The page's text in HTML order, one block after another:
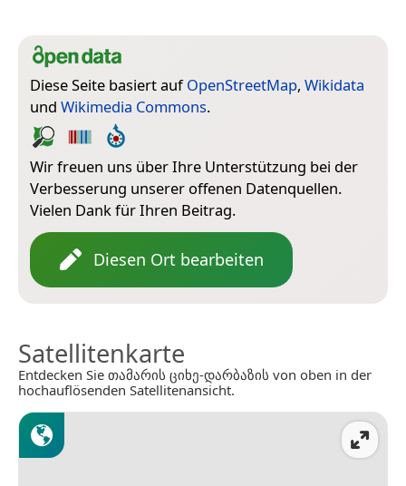
Diese Seite basiert aufOpenStreetMap, Wikidata
und Wikimedia Commons.
Wir freuen uns über Ihre Unterstützung bei der
Verbesserung unserer offenen Datenquellen.
Vielen Dank für Ihren Beitrag.
Diesen Ort bearbeiten
Satellitenkarte
Entdecken Sie თამარის ციხე-დარბაზის von oben in der
hochauflösenden Satellitenansicht.